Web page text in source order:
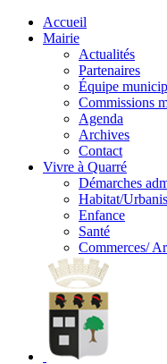
Accueil
Mairie
Actualités
Partenaires
Équipe
Commissions
Agenda
Archives
Contact
Vivre à Quarré
Démarches
Habitat/
Enfance
Santé
Commerces/